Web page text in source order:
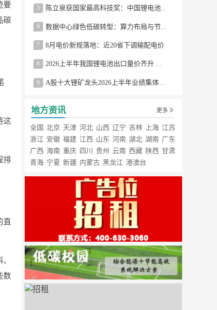
要
碳
这
排
直
数
5 陈立泉获国家最高科技奖：中国锂电池奠基人
6
7 8月电价新规落地：近20省下调输配电价
8 2026上半年我国锂电池出口量价齐升 德国成最大市场
9 A股十大锂矿龙头2026上半年业绩集体大涨
地方资讯 更多
全国 北京 天津 河北 山西 辽宁 吉林 上海 江苏
浙江 安徽 福建 江西 山东 河南 湖北 湖南 广东
广西 海南 重庆 四川 贵州 云南 西藏 陕西 甘肃
青海 宁夏 新疆 内蒙古 黑龙江 港澳台